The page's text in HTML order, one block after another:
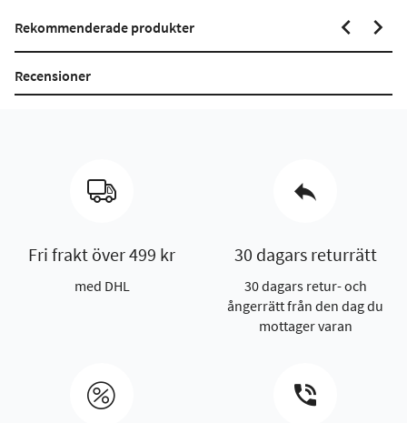
Rekommenderade produkter
Recensioner
Fri frakt över 499 kr
med DHL
30 dagars returrätt
30 dagars retur- och
ångerrätt från den dag du
mottager varan